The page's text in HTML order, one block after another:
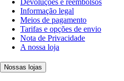
Informação legal
Meios de pagamento
Tarifas e opções de envio
Nota de Privacidade
A nossa loja
Nossas lojas